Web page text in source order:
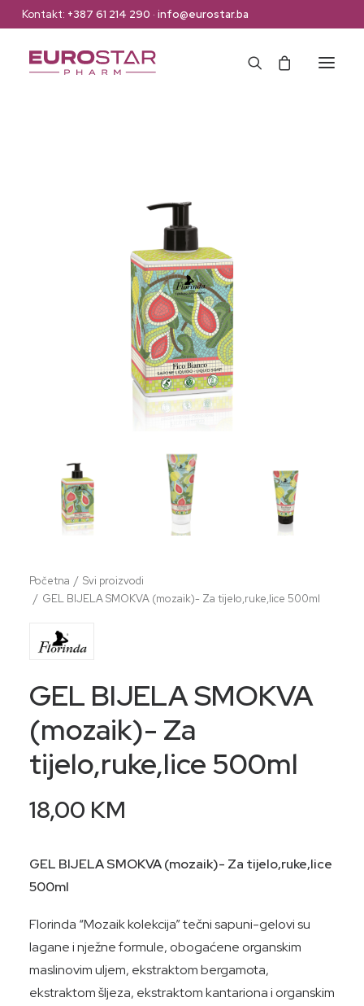
Kontakt: +387 61 214 290 · info@eurostar.ba
Početna
Svi proizvodi
GEL BIJELA SMOKVA (mozaik)- Za tijelo,ruke,lice 500ml
GEL BIJELA SMOKVA
(mozaik)- Za
tijelo,ruke,lice 500ml
18,00 KM
GEL BIJELA SMOKVA (mozaik)- Za tijelo,ruke,lice
500ml
Florinda “Mozaik kolekcija” tečni sapuni-gelovi su
lagane i nježne formule, obogaćene organskim
maslinovim uljem, ekstraktom bergamota,
ekstraktom šljeza, ekstraktom kantariona i organskim